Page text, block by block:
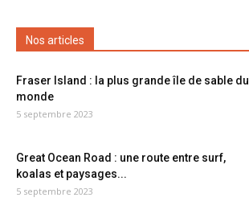
Nos articles
Fraser Island : la plus grande île de sable du
monde
5 septembre 2023
Great Ocean Road : une route entre surf,
koalas et paysages...
5 septembre 2023